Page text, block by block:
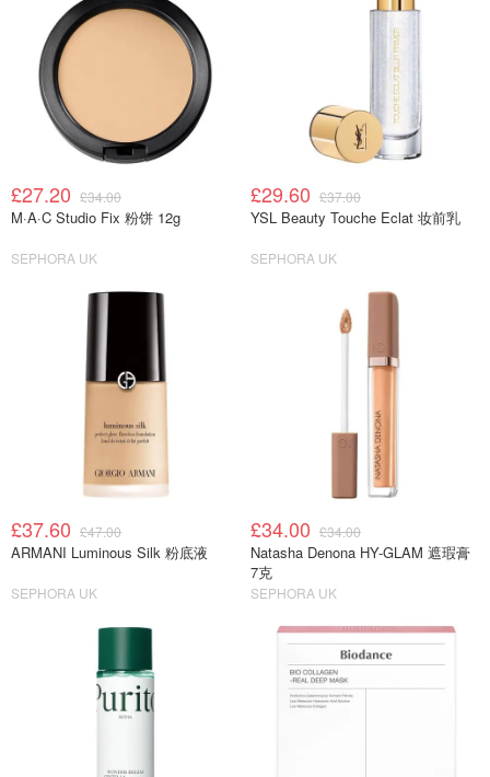
£27.20 £34.00
M·A·C Studio Fix 粉饼 12g
SEPHORA UK
£29.60 £37.00
YSL Beauty Touche Eclat 妆前乳
SEPHORA UK
£37.60 £47.00
ARMANI Luminous Silk 粉底液
SEPHORA UK
£34.00 £34.00
Natasha Denona HY-GLAM 遮瑕膏
7克
SEPHORA UK